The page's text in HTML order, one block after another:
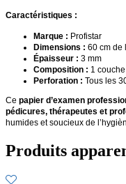
Caractéristiques :
Marque : Profistar
Dimensions : 60 cm de
Épaisseur : 3 mm
Composition : 1
Perforation : Tous les
Ce papier d’examen
pédicures, thérapeutes et
humides et soucieux de
Produits